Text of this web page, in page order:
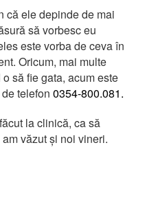
că ele depinde de mai
să vorbesc eu
este vorba de ceva în
Oricum, mai multe
o să fie gata, acum este
telefon 0354-800.081.
la clinică, ca să
văzut și noi vineri.